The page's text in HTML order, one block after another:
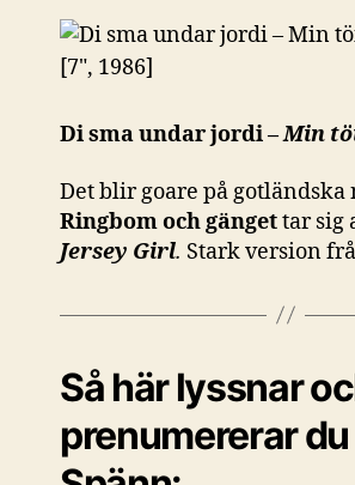
Di sma undar jordi –Min
Det blir goare på gotländska
Ringbom och gängettar sig
Jersey Girl. Stark version
Så här lyssnar
prenumererar